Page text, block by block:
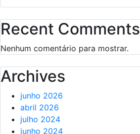
Recent Comments
Nenhum comentário para mostrar.
Archives
junho 2026
abril 2026
julho 2024
junho 2024